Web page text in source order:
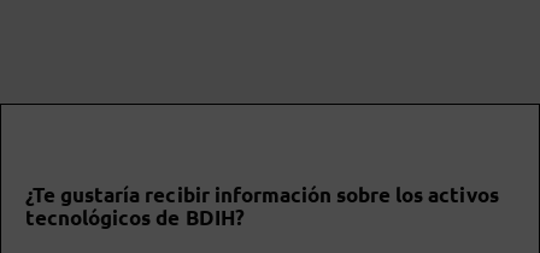
¿Te gustaría recibir información sobre los activos
tecnológicos de BDIH?